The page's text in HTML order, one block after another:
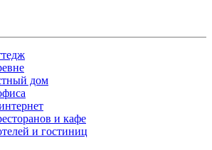
дом
и кафе
и гостиниц